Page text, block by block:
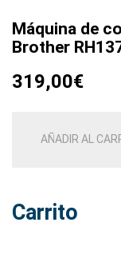
Máquina de
Brother
319,00€
AÑADIR AL
Carrito